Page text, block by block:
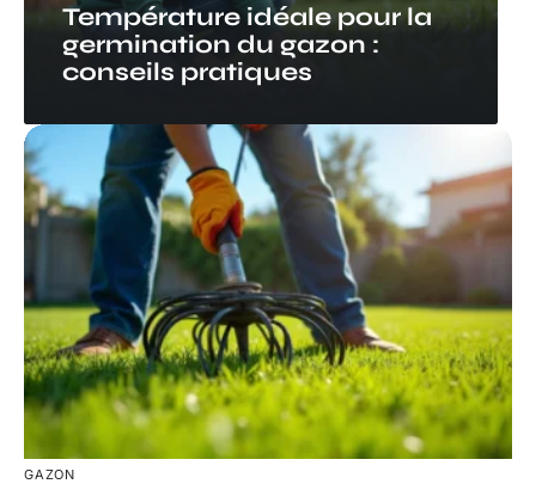
Température idéale pour la
germination du gazon :
conseils pratiques
GAZON